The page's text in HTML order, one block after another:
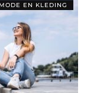
MODE EN KLEDING